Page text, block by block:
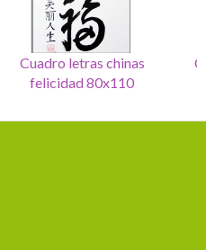
Set de 4 Cuadros letras
seurte